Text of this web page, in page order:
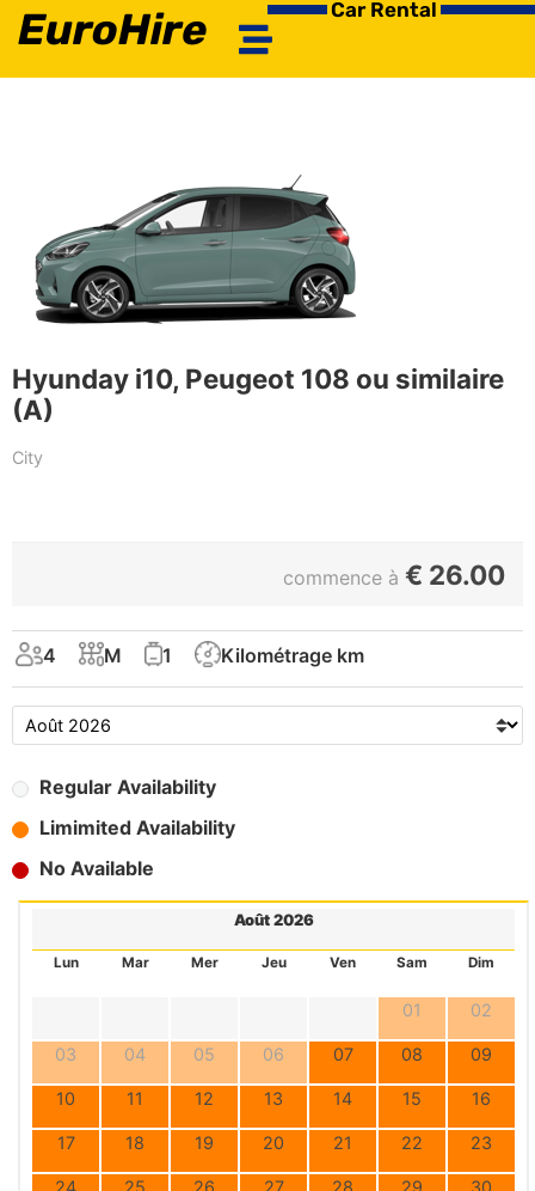
EuroHire Car Rental
Hyunday i10, Peugeot 108 ou similaire
(A)
City
commence à € 26.00
4 M 1 Kilométrage km
Regular Availability
Limimited Availability
No Available
Août 2026
Lun Mar Mer Jeu Ven Sam Dim
01 02
03 04 05 06 07 08 09
10 11 12 13 14 15 16
17 18 19 20 21 22 23
24 25 26 27 28 29 30